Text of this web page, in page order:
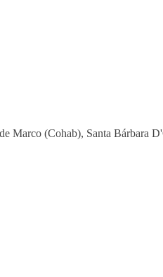
Marco (Cohab), Santa Bárbara